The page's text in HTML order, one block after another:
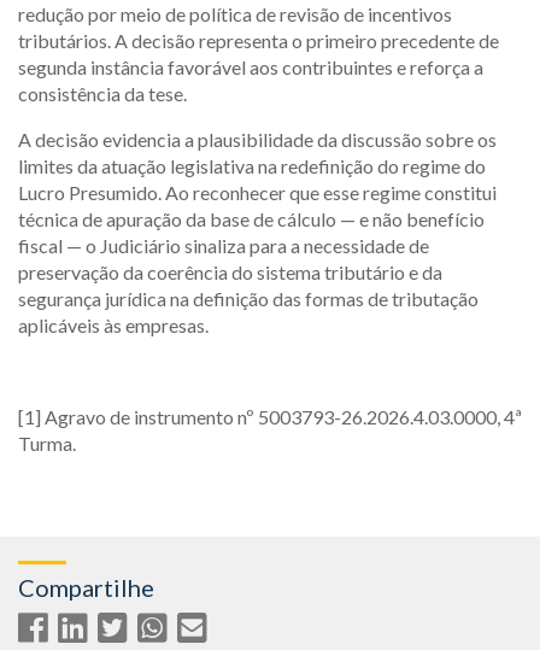
redução por meio de política de revisão de incentivos
tributários. A decisão representa o primeiro precedente de
segunda instância favorável aos contribuintes e reforça a
consistência da tese.
A decisão evidencia a plausibilidade da discussão sobre os
limites da atuação legislativa na redefinição do regime do
Lucro Presumido. Ao reconhecer que esse regime constitui
técnica de apuração da base de cálculo — e não benefício
fiscal — o Judiciário sinaliza para a necessidade de
preservação da coerência do sistema tributário e da
segurança jurídica na definição das formas de tributação
aplicáveis às empresas.
[1] Agravo de instrumento nº 5003793-26.2026.4.03.0000, 4ª
Turma.
Compartilhe